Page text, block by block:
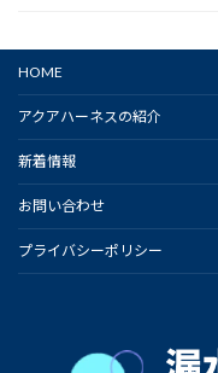
HOME
アクアハーネスの紹介
新着情報
お問い合わせ
プライバシーポリシー